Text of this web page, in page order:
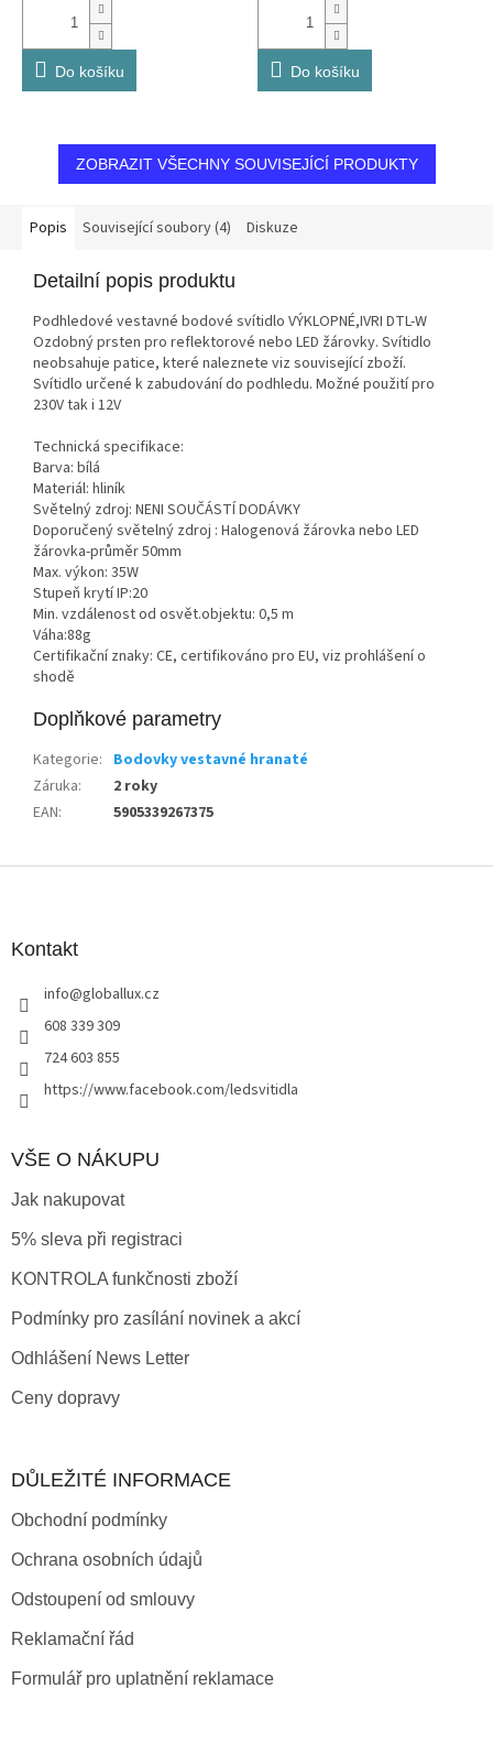
Do košíku Do košíku
ZOBRAZIT VŠECHNY SOUVISEJÍCÍ PRODUKTY
Popis Související soubory (4) Diskuze
Detailní popis produktu
Podhledové vestavné bodové svítidlo VÝKLOPNÉ,IVRI DTL-W
Ozdobný prsten pro reflektorové nebo LED žárovky. Svítidlo
neobsahuje patice, které naleznete viz související zboží.
Svítidlo určené k zabudování do podhledu. Možné použití pro
230V tak i 12V
Technická specifikace:
Barva: bílá
Materiál: hliník
Světelný zdroj: NENI SOUČÁSTÍ DODÁVKY
Doporučený světelný zdroj : Halogenová žárovka nebo LED
žárovka-průměr 50mm
Max. výkon: 35W
Stupeň krytí IP:20
Min. vzdálenost od osvět.objektu: 0,5 m
Váha:88g
Certifikační znaky: CE, certifikováno pro EU, viz prohlášení o
shodě
Doplňkové parametry
Kategorie: Bodovky vestavné hranaté
Záruka:
2 roky
EAN: 5905339267375
Kontakt
info@globallux.cz
608 339 309
724 603 855
https://www.facebook.com/ledsvitidla
VŠE O NÁKUPU
Jak nakupovat
5% sleva při registraci
KONTROLA funkčnosti zboží
Podmínky pro zasílání novinek a akcí
Odhlášení News Letter
Ceny dopravy
DŮLEŽITÉ INFORMACE
Obchodní podmínky
Ochrana osobních údajů
Odstoupení od smlouvy
Reklamační řád
Formulář pro uplatnění reklamace